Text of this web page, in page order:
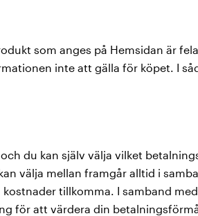
som anges på Hemsidan är
inte att gälla för köpet. I
du kan själv välja vilket
välja mellan framgår alltid i
tillkomma. I samband
för att värdera din